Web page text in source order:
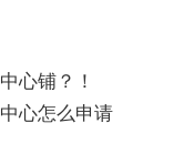
心铺？！
心怎么申请